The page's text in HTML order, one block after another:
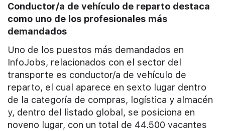
Conductor/a de vehículo de reparto destaca
como uno de los profesionales más
demandados
Uno de los puestos más demandados en
InfoJobs, relacionados con el sector del
transporte es conductor/a de vehículo de
reparto, el cual aparece en sexto lugar dentro
de la categoría de compras, logística y almacén
y, dentro del listado global, se posiciona en
noveno lugar, con un total de 44.500 vacantes